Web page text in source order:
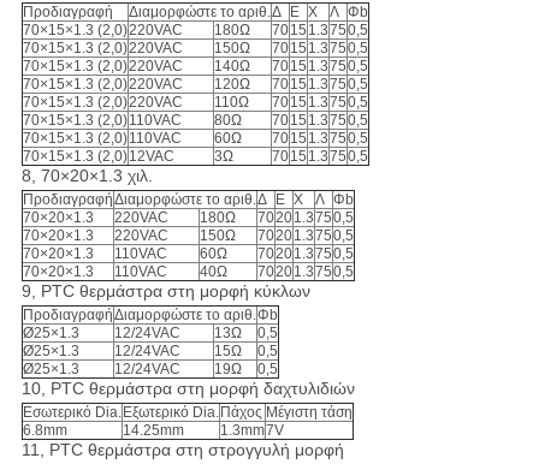
Προδιαγραφή Διαμορφώστε το αριθ.Δ Ε Χ Λ Φb
70×15×1.3 (2,0)220VAC 180Ω 7015 1.3750,5
70×15×1.3 (2,0)220VAC 150Ω 7015 1.3750,5
70×15×1.3 (2,0)220VAC 140Ω 7015 1.3750,5
70×15×1.3 (2,0)220VAC 120Ω 7015 1.3750,5
70×15×1.3 (2,0)220VAC 110Ω 7015 1.3750,5
70×15×1.3 (2,0)110VAC 80Ω 7015 1.3750,5
70×15×1.3 (2,0)110VAC 60Ω 7015 1.3750,5
70×15×1.3 (2,0)12VAC 3Ω 7015 1.3750,5
8, 70×20×1.3 χιλ.
ΠροδιαγραφήΔιαμορφώστε το αριθ.Δ Ε Χ Λ Φb
70×20×1.3
220VAC 180Ω 70201.3750,5
70×20×1.3
220VAC 150Ω 70201.3750,5
70×20×1.3
110VAC 60Ω 70201.3750,5
70×20×1.3
110VAC 40Ω 70201.3750,5
9, PTC θερμάστρα στη μορφή κύκλων
ΠροδιαγραφήΔιαμορφώστε το αριθ.Φb
Ø25×1.3
12/24VAC 13Ω
0,5
Ø25×1.3
12/24VAC 15Ω
0,5
Ø25×1.3
12/24VAC 19Ω 0,5
10, PTC θερμάστρα στη μορφή δαχτυλιδιών
Εσωτερικό Dia. Εξωτερικό Dia. Πάχος Μέγιστη τάση
6.8mm
14.25mm 1.3mm7V
11, PTC θερμάστρα στη στρογγυλή μορφή